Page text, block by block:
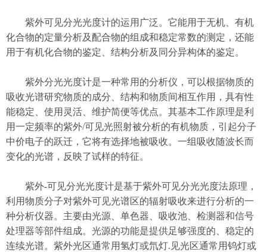
紫外可见分光光度计的运用广泛。它能用于无机、有机
化合物的定量分析及配合物的组成和稳定常数的测定，还能
用于有机化合物的鉴定、结构分析及同分异构体的鉴定。
紫外分光光度计是一种常用的分析仪，可以根据物质的
吸收光谱研究物质的成分、结构和物质间相互作用，具有性
能稳定、使用灵活、维护简便等优点。其基本工作原理是利
用一定频率的紫外/可见光照射被分析的有机物质，引起分子
中价电子的跃迁，它将有选择地被吸收。一组吸收随波长而
变化的光谱，反映了试样的特征。
紫外-可见分光光度计是基于紫外可见分光光度法原理，
利用物质分子对紫外可见光谱区的辐射吸收来进行分析的一
种分析仪器。主要由光源、单色器、吸收池、检测器和信号
处理器等部件组成。光源的功能是提供足够强度的、稳定的
连续光谱。紫外光区通常用氢灯或氘灯.见光区通常用钨灯或